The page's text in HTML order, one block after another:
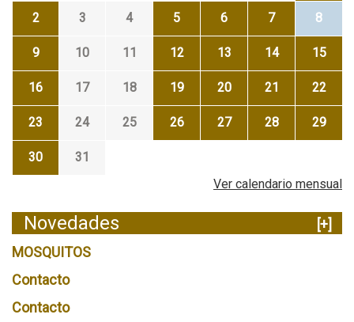
2 3 4 5 6 7 8
9 10 11 12 13 14 15
16 17 18 19 20 21 22
23 24 25 26 27 28 29
30
31
Ver calendario mensual
Novedades
[+]
MOSQUITOS
Contacto
Contacto